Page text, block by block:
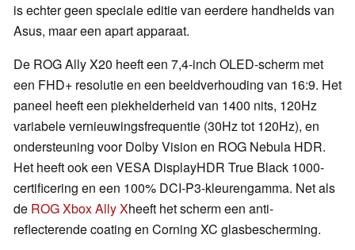
is echter geen speciale editie van eerdere handhelds van
Asus, maar een apart apparaat.
De ROG Ally X20 heeft een 7,4-inch OLED-scherm met
een FHD+ resolutie en een beeldverhouding van 16:9. Het
paneel heeft een piekhelderheid van 1400 nits, 120Hz
variabele vernieuwingsfrequentie (30Hz tot 120Hz), en
ondersteuning voor Dolby Vision en ROG Nebula HDR.
Het heeft ook een VESA DisplayHDR True Black 1000-
certificering en een 100% DCI-P3-kleurengamma. Net als
de ROG Xbox Ally Xheeft het scherm een anti-
reflecterende coating en Corning XC glasbescherming.